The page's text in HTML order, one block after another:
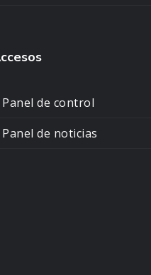
Panel de control
Panel de noticias